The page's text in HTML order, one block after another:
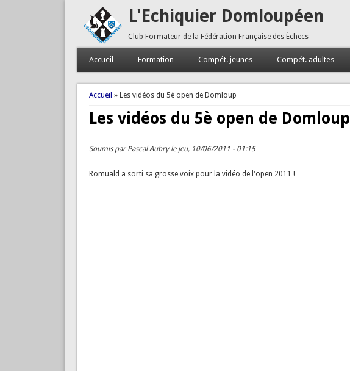
L'Echiquier Domloupéen
Club Formateur de la Fédération Française des Échecs
Accueil Formation Compét. jeunes Compét. adultes
Vous êtes ici
Accueil » Les vidéos du 5è open de Domloup
Les vidéos du 5è open de Domloup
Soumis par Pascal Aubryle jeu, 10/06/2011 - 01:15
Romuald a sorti sa grosse voix pour la vidéo de l'open 2011 !